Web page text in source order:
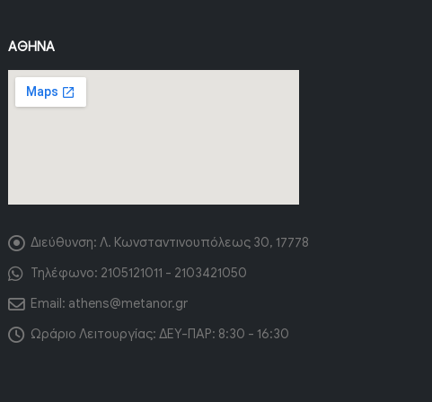
ΑΘΉΝΑ
Διεύθυνση: Λ. Κωνσταντινουπόλεως 30, 17778
Τηλέφωνο: 2105121011 - 2103421050
Email: athens@metanor.gr
Ωράριο Λειτουργίας: ΔΕΥ-ΠΑΡ: 8:30 - 16:30